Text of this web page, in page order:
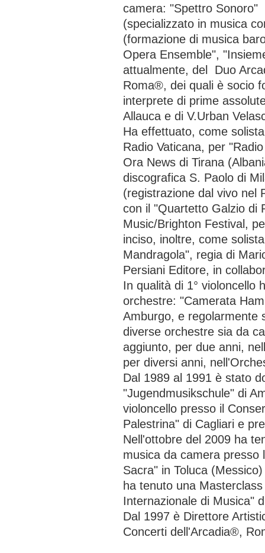
camera: "Spettro Sonoro"
(specializzato in musica
(formazione di musica
Opera Ensemble",
attualmente, del Duo
Roma®, dei quali è socio
interprete di prime
Allauca e di V.Urban
Ha effettuato, come
Radio Vaticana, per
Ora News di Tirana
discografica S. Paolo di
(registrazione dal vivo nel
con il "Quartetto Galzio di
Music/Brighton Festival,
inciso, inoltre, come
Mandragola", regia di
Persiani Editore, in
In qualità di 1° violoncello
orchestre: "Camerata
Amburgo, e regolarmente
diverse orchestre sia da
aggiunto, per due anni,
per diversi anni,
Dal 1989 al 1991 è stato
"Jugendmusikschule" di
violoncello presso il
Palestrina" di Cagliari e
Nell'ottobre del 2009 ha
musica da camera presso
Sacra" in Toluca
ha tenuto una
Internazionale di Musica"
Dal 1997 è Direttore
Concerti dell'Arcadia®,